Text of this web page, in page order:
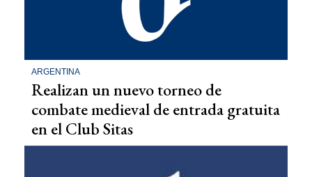
ARGENTINA
Realizan un nuevo torneo de
combate medieval de entrada gratuita
en el Club Sitas